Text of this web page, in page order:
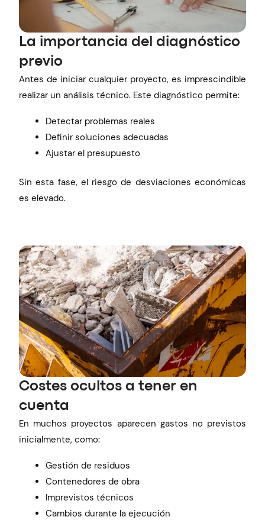
La importancia del diagnóstico
previo
Antes de iniciar cualquier proyecto, es imprescindible
realizar un análisis técnico. Este diagnóstico permite:
Detectar problemas reales
Definir soluciones adecuadas
Ajustar el presupuesto
Sin esta fase, el riesgo de desviaciones económicas
es elevado.
Costes ocultos a tener en
cuenta
En muchos proyectos aparecen gastos no previstos
inicialmente, como:
Gestión de residuos
Contenedores de obra
Imprevistos técnicos
Cambios durante la ejecución